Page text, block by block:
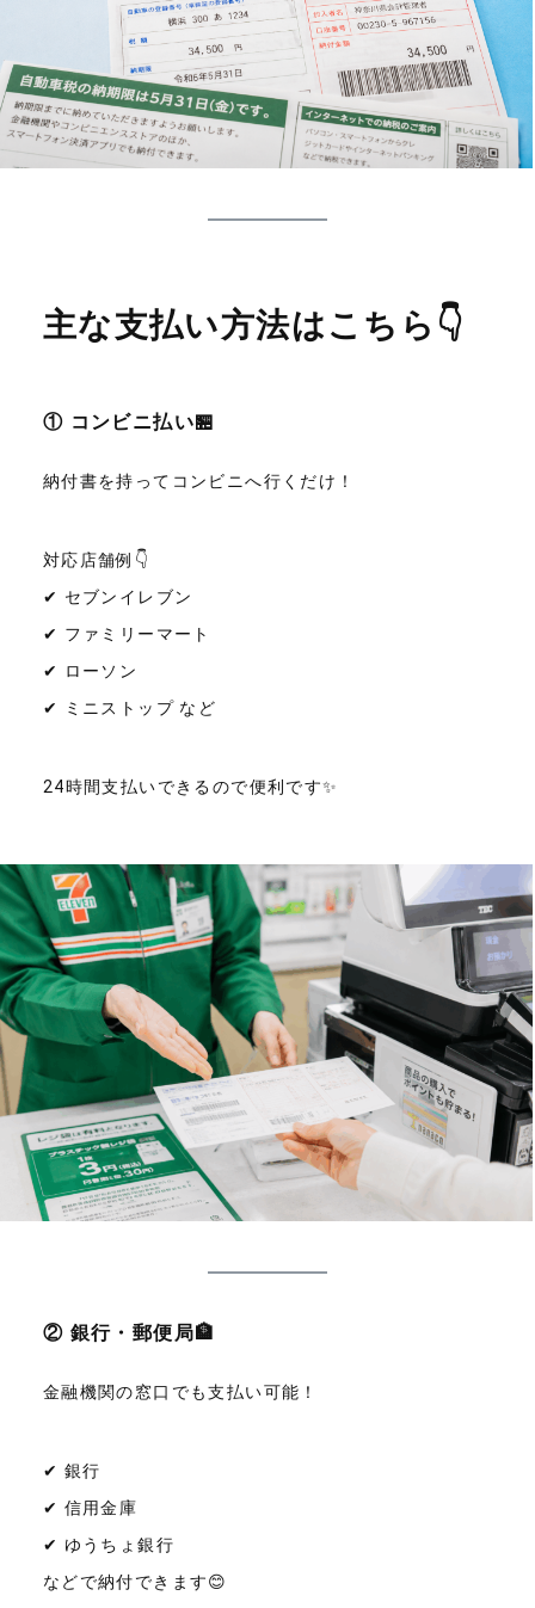
主な支払い方法はこちら👇
① コンビニ払い🏪
納付書を持ってコンビニへ行くだけ！
対応店舗例👇
✔ セブンイレブン
✔ ファミリーマート
✔ ローソン
✔ ミニストップ など
24時間支払いできるので便利です✨
② 銀行・郵便局🏦
金融機関の窓口でも支払い可能！
✔ 銀行
✔ 信用金庫
✔ ゆうちょ銀行
などで納付できます😊